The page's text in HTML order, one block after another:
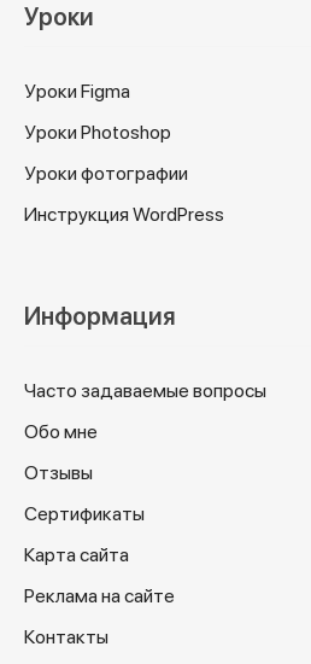
Уроки
Уроки Figma
Уроки Photoshop
Уроки фотографии
Инструкция WordPress
Информация
Часто задаваемые вопросы
Обо мне
Отзывы
Сертификаты
Карта сайта
Реклама на сайте
Контакты